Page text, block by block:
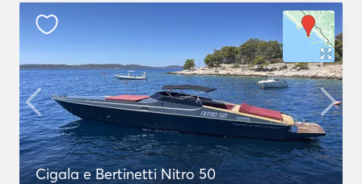
Cigala e Bertinetti Nitro 50